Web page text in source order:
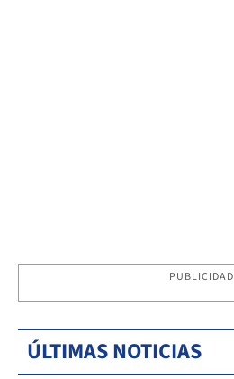
PUBLICIDAD
ÚLTIMAS NOTICIAS